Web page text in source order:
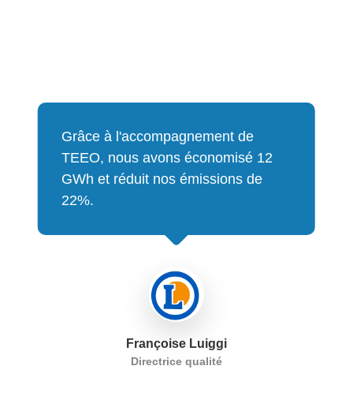
Grâce à l'accompagnement de
TEEO, nous avons économisé 12
GWh et réduit nos émissions de
22%.
Françoise Luiggi
Directrice qualité